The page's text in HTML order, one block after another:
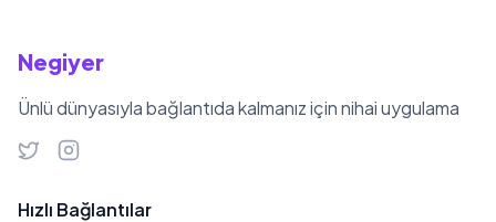
Negiyer
Ünlü dünyasıyla bağlantıda kalmanız için nihai uygulama
Hızlı Bağlantılar